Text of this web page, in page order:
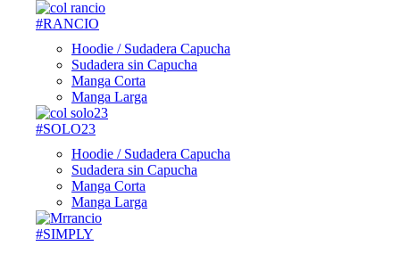
#RANCIO
Hoodie / Sudadera Capucha
Sudadera sin Capucha
Manga Corta
Manga Larga
#SOLO23
Hoodie / Sudadera Capucha
Sudadera sin Capucha
Manga Corta
Manga Larga
#SIMPLY